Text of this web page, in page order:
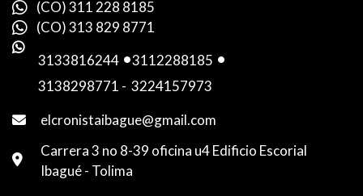
(CO) 311 228 8185
(CO) 313 829 8771
3133816244 -3112288185 -
3138298771 - 3224157973
elcronistaibague@gmail.com
Carrera 3 no 8-39 oficina u4 Edificio Escorial
Ibagué - Tolima